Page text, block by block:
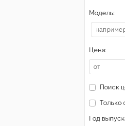
Модель:
Цена:
Поиск
Только
Год